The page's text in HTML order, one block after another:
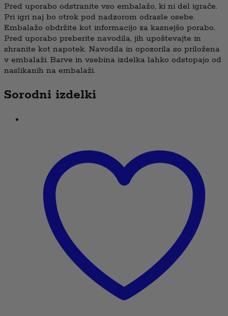
Pred uporabo odstranite vso embalažo, ki ni del igrače.
Pri igri naj bo otrok pod nadzorom odrasle osebe.
Embalažo obdržite kot informacijo za kasnejšo porabo.
Pred uporabo preberite navodila, jih upoštevajte in
shranite kot napotek. Navodila in opozorila so priložena
v embalaži. Barve in vsebina izdelka lahko odstopajo od
naslikanih na embalaži.
Sorodni izdelki